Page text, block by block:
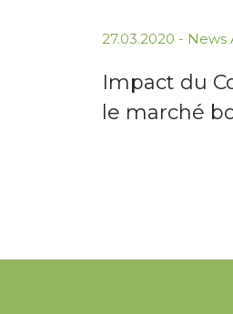
27.03.2020 - News
Impact du
le marché